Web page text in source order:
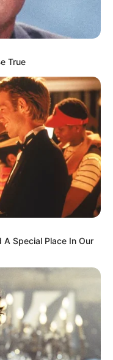
και ΜΜΕ που
από τον
τον
True
Special Place In Our